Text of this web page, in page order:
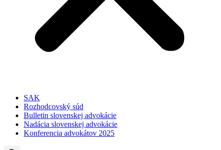
SAK
Rozhodcovský súd
Bulletin slovenskej advokácie
Nadácia slovenskej advokácie
Konferencia advokátov 2025